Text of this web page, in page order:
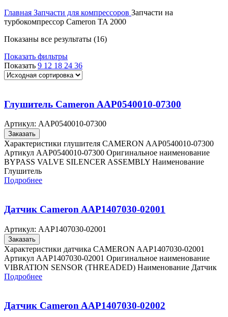
Главная Запчасти для компрессоров Запчасти на
турбокомпрессор Cameron TA 2000
Показаны все результаты (16)
Показать фильтры
Показать 9 12 18 24 36
Глушитель Cameron AAP0540010-07300
Артикул: AAP0540010-07300
Заказать
Характеристики глушителя CAMERON AAP0540010-07300
Артикул AAP0540010-07300 Оригинальное наименование
BYPASS VALVE SILENCER ASSEMBLY Наименование
Глушитель
Подробнее
Датчик Cameron AAP1407030-02001
Артикул: AAP1407030-02001
Заказать
Характеристики датчика CAMERON AAP1407030-02001
Артикул AAP1407030-02001 Оригинальное наименование
VIBRATION SENSOR (THREADED) Наименование Датчик
Подробнее
Датчик Cameron AAP1407030-02002